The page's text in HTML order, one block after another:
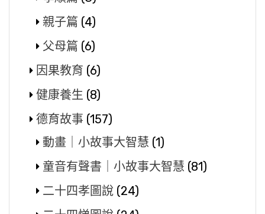
親子篇 (4)
父母篇 (6)
因果教育 (6)
健康養生 (8)
德育故事 (157)
動畫｜小故事大智慧 (1)
童音有聲書｜小故事大智慧 (81)
二十四孝圖說 (24)